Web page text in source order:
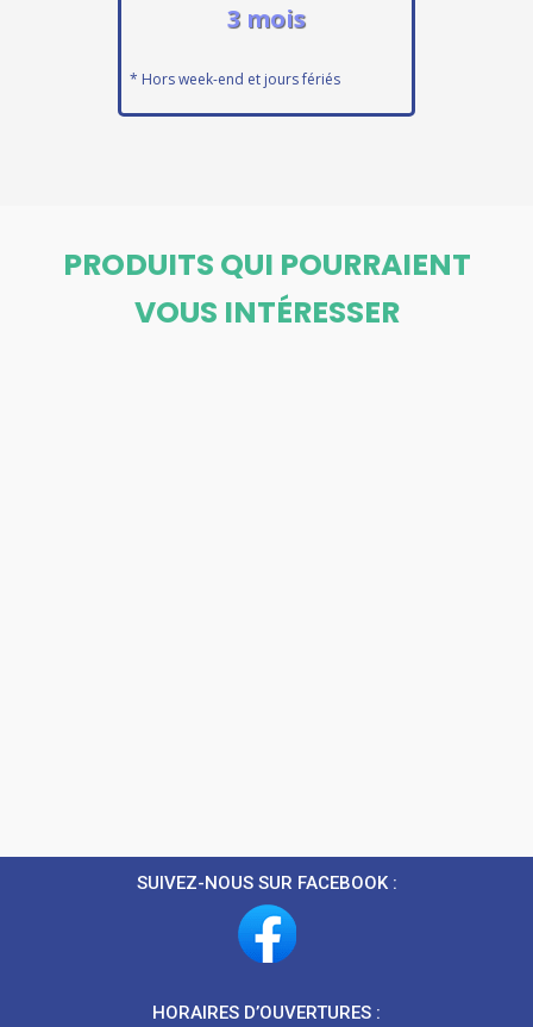
3 mois
* Hors week-end et jours fériés
PRODUITS QUI POURRAIENT
VOUS INTÉRESSER
SUIVEZ-NOUS SUR FACEBOOK :
HORAIRES D’OUVERTURES :